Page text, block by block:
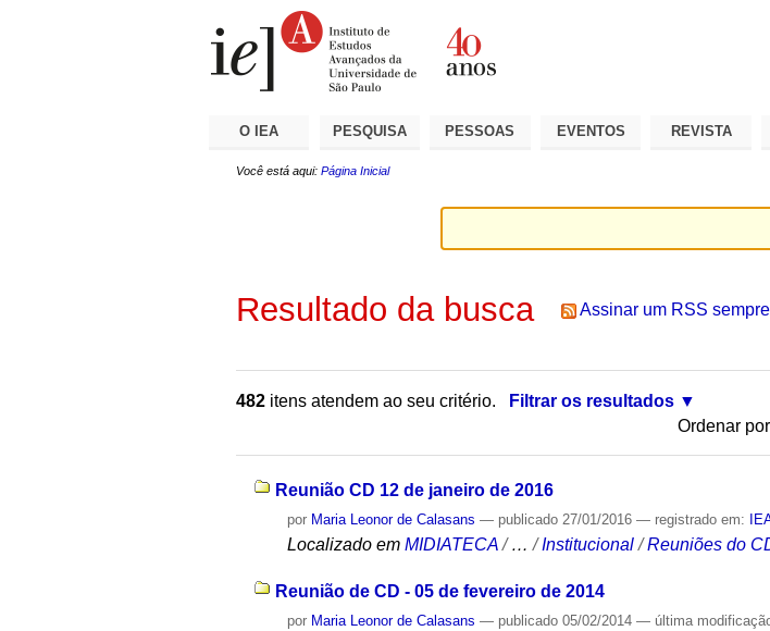
O IEA PESQUISA PESSOAS EVENTOS REVISTA
Você está aqui: Página Inicial
Resultado da busca Assinar um RSS
482 itens atendem ao seu critério.
Filtrar os resultados
Ordenar por
Reunião CD 12 de janeiro de 2016
por Maria Leonor de Calasans — publicado 27/01/2016— registrado em:
Localizado em MIDIATECA /…/Institucional /Reuniões do
Reunião de CD - 05 de fevereiro de 2014
por Maria Leonor de Calasans — publicado 05/02/2014— última